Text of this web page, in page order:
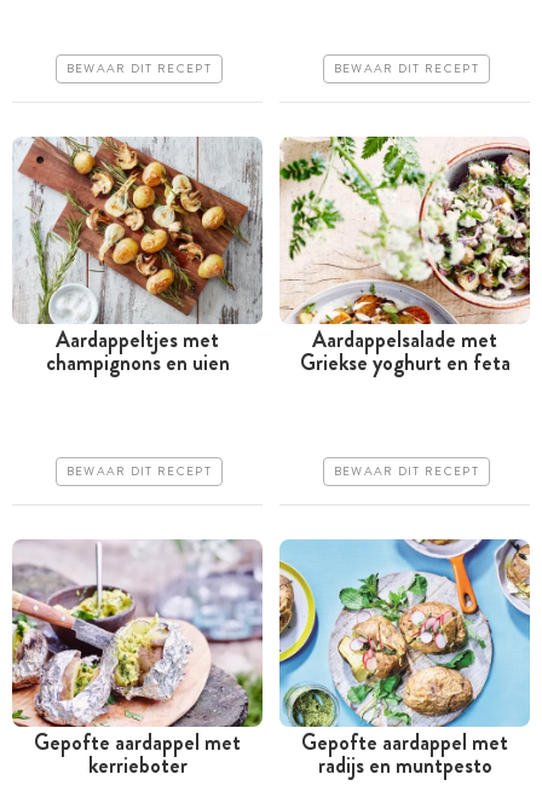
Erg makkelijk
BEWAAR DIT RECEPT BEWAAR DIT RECEPT
Tussen 30 minuten en 1
Aardappeltjes met
champignons en uien
BEWAAR DIT RECEPT
Meer dan 1 uur
Erg makkelijk
Aardappelsalade met
Griekse yoghurt en feta
BEWAAR DIT RECEPT
Tussen 30 minuten en 1
Gepofte aardappel met
kerrieboter Meer dan 1 uur
Gepofte aardappel met
radijs en muntpesto